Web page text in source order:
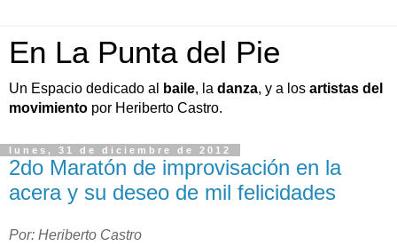
En La Punta del Pie
Un Espacio dedicado al baile, la danza, y a los artistas del
movimiento por Heriberto Castro.
lunes, 31 de diciembre de 2012
2do Maratón de improvisación en la
acera y su deseo de mil felicidades
Por: Heriberto Castro